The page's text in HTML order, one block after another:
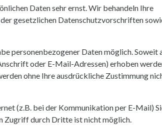
Daten sehr ernst. Wir behandeln Ihre
gesetzlichen Datenschutzvorschriften
personenbezogener Daten möglich. Soweit
oder E-Mail-Adressen) erhoben
ohne Ihre ausdrückliche Zustimmung
(z.B. bei der Kommunikation per E-Mail)
Zugriff durch Dritte ist nicht möglich.